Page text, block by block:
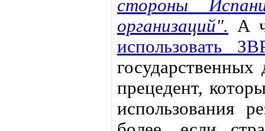
стороны
организаций". А
использовать
прецедент,
использования